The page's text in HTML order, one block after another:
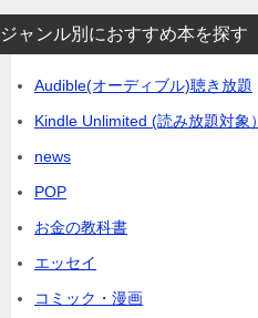
ジャンル別におすすめ本を探す
Audible(オーディブル)聴き放題
Kindle Unlimited (読み放題対象）
news
POP
お金の教科書
エッセイ
コミック・漫画